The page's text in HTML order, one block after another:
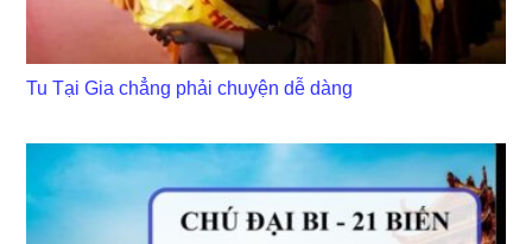
Tu Tại Gia chẳng phải chuyện dễ dàng